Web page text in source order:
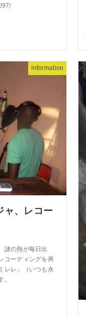
Information
ャ、レコー
謎の熱が毎日出
コーディングを再
レレ」（いつも永
。